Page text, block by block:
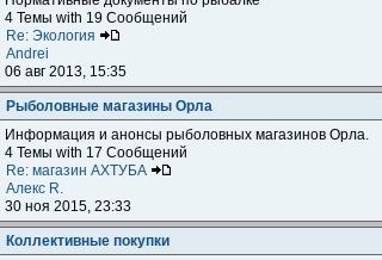
4 Темы with 19 Сообщений
Re: Экология
Andrei
06 авг 2013, 15:35
Рыболовные магазины Орла
Информация и анонсы рыболовных магазинов Орла.
4 Темы with 17 Сообщений
Re: магазин АХТУБА
Алекс R.
30 ноя 2015, 23:33
Коллективные покупки